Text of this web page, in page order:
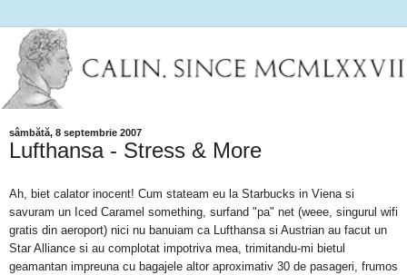
sâmbătă, 8 septembrie 2007
Lufthansa - Stress & More
Ah, biet calator inocent! Cum stateam eu la Starbucks in Viena si
savuram un Iced Caramel something, surfand "pa" net (weee, singurul wifi
gratis din aeroport) nici nu banuiam ca Lufthansa si Austrian au facut un
Star Alliance si au complotat impotriva mea, trimitandu-mi bietul
geamantan impreuna cu bagajele altor aproximativ 30 de pasageri, frumos